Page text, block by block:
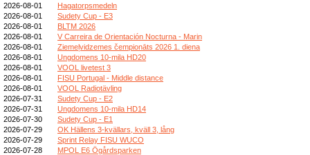
2026-08-01
Hagatorpsmedeln
2026-08-01
Sudety Cup - E3
2026-08-01
BLTM 2026
2026-08-01
V Carreira de Orientación Nocturna - Marin
2026-08-01
Ziemeļvidzemes čempionāts 2026 1. diena
2026-08-01
Ungdomens 10-mila HD20
2026-08-01
VOOL livetest 3
2026-08-01
FISU Portugal - Middle distance
2026-08-01
VOOL Radiotävling
2026-07-31
Sudety Cup - E2
2026-07-31
Ungdomens 10-mila HD14
2026-07-30
Sudety Cup - E1
2026-07-29
OK Hällens 3-kvällars, kväll 3, lång
2026-07-29
Sprint Relay FISU WUCO
2026-07-28
MPOL E6 Ögårdsparken